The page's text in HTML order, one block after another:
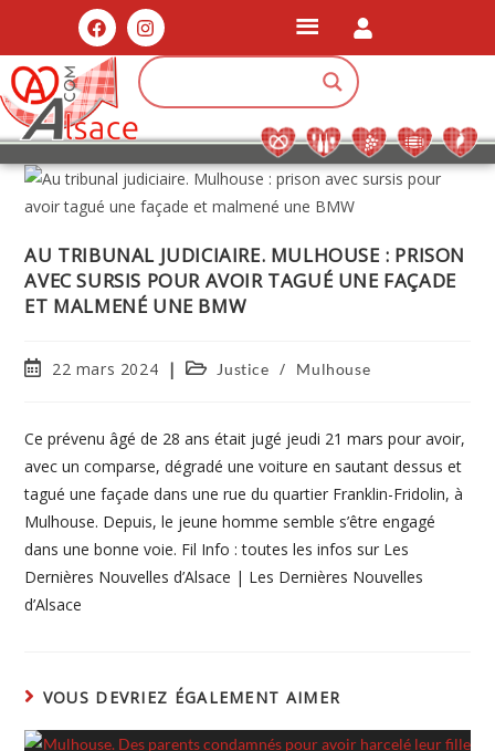
AU TRIBUNAL JUDICIAIRE. MULHOUSE : PRISON
AVEC SURSIS POUR AVOIR TAGUÉ UNE FAÇADE
ET MALMENÉ UNE BMW
22 mars 2024 Justice / Mulhouse
Ce prévenu âgé de 28 ans était jugé jeudi 21 mars pour avoir,
avec un comparse, dégradé une voiture en sautant dessus et
tagué une façade dans une rue du quartier Franklin-Fridolin, à
Mulhouse. Depuis, le jeune homme semble s’être engagé
dans une bonne voie. Fil Info : toutes les infos sur Les
Dernières Nouvelles d’Alsace | Les Dernières Nouvelles
d’Alsace
VOUS DEVRIEZ ÉGALEMENT AIMER